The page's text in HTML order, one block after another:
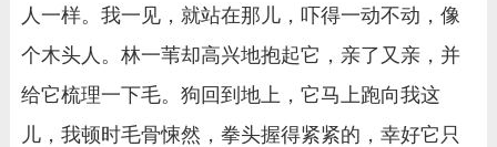
人一样。我一见，就站在那儿，吓得一动不动，像
个木头人。林一苇却高兴地抱起它，亲了又亲，并
给它梳理一下毛。狗回到地上，它马上跑向我这
儿，我顿时毛骨悚然，拳头握得紧紧的，幸好它只